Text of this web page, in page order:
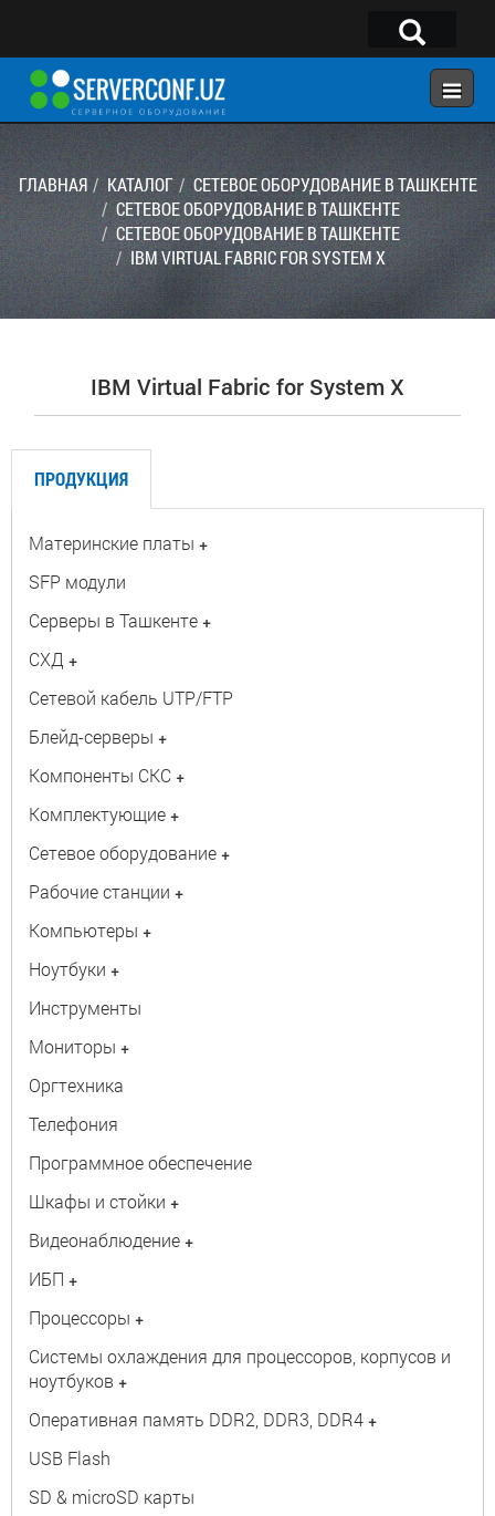
×
ГЛАВНАЯ
КОНФИГУРАТОР
КАТАЛОГ
Telegram:@serverconf_uz
Тел: (90) 932-18-00
ГЛАВНАЯ КАТАЛОГ
СЕТЕВОЕ ОБОРУДОВАНИЕ В ТАШКЕНТЕ
СЕТЕВОЕ ОБОРУДОВАНИЕ В ТАШКЕНТЕ
СЕТЕВОЕ ОБОРУДОВАНИЕ В ТАШКЕНТЕ
IBM VIRTUAL FABRIC FOR SYSTEM X
IBM Virtual Fabric for System X
ПРОДУКЦИЯ
Материнские платы +
SFP модули
Серверы в Ташкенте +
СХД +
Сетевой кабель UTP/FTP
Блейд-серверы +
Компоненты СКС +
Комплектующие +
Сетевое оборудование +
Рабочие станции +
Компьютеры +
Ноутбуки +
Инструменты
Мониторы +
Оргтехника
Телефония
Программное обеспечение
Шкафы и стойки +
Видеонаблюдение +
ИБП +
Процессоры +
Системы охлаждения для процессоров, корпусов и
ноутбуков +
Оперативная память DDR2, DDR3, DDR4 +
USB Flash
SD & microSD карты